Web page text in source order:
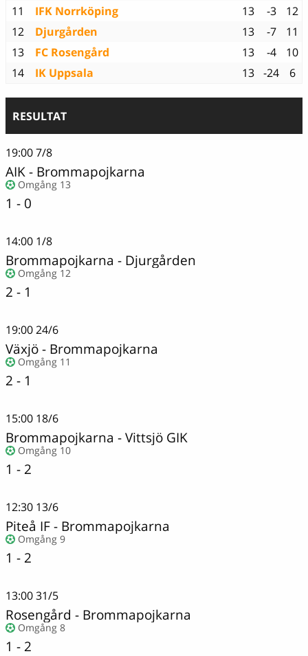
11
IFK Norrköping 13 -3
12
12
Djurgården 13 -7
11
13
FC Rosengård 13 -4
10
14
IK Uppsala 13 -24 6
RESULTAT
19:007/8
AIK- Brommapojkarna
Omgång 13
1 - 0
14:00 1/8
Brommapojkarna - Djurgården
Omgång 12
2 - 1
19:0024/6
Växjö- Brommapojkarna
Omgång 11
2 - 1
15:00 18/6
Brommapojkarna -Vittsjö GIK
Omgång 10
1 - 2
12:30 13/6
Piteå IF- Brommapojkarna
Omgång 9
1 - 2
13:0031/5
Rosengård - Brommapojkarna
Omgång 8
1 - 2